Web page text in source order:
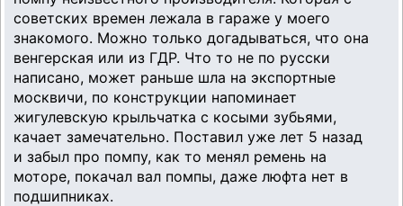
советских времен лежала в гараже у моего
знакомого. Можно только догадываться, что она
венгерская или из ГДР. Что то не по русски
написано, может раньше шла на экспортные
москвичи, по конструкции напоминает
жигулевскую крыльчатка с косыми зубьями,
качает замечательно. Поставил уже лет 5 назад
и забыл про помпу, как то менял ремень на
моторе, покачал вал помпы, даже люфта нет в
подшипниках.